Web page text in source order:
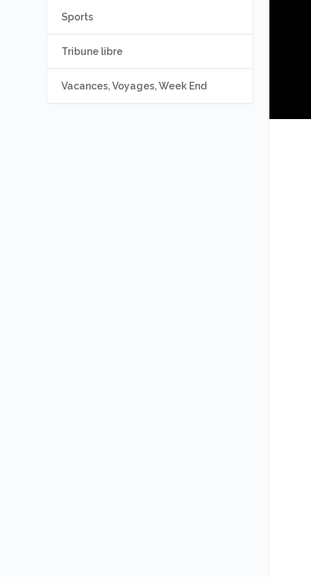
Sports
Tribune libre
Vacances, Voyages, Week End